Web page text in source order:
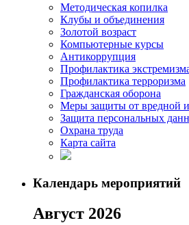
Методическая копилка
Клубы и объединения
Золотой возраст
Компьютерные курсы
Антикоррупция
Профилактика
Профилактика терроризма
Гражданская оборона
Меры защиты от вредной
Защита персональных
Охрана труда
Карта сайта
Календарь мероприятий
Август 2026